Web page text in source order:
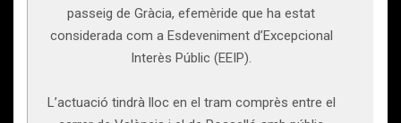
passeig de Gràcia, efemèride que ha estat
considerada com a Esdeveniment d’Excepcional
Interès Públic (EEIP).
L’actuació tindrà lloc en el tram comprès entre el